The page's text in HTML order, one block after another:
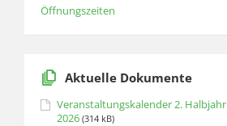
Öffnungszeiten
Aktuelle Dokumente
Veranstaltungskalender 2. Halbjahr
2026 (314 kB)